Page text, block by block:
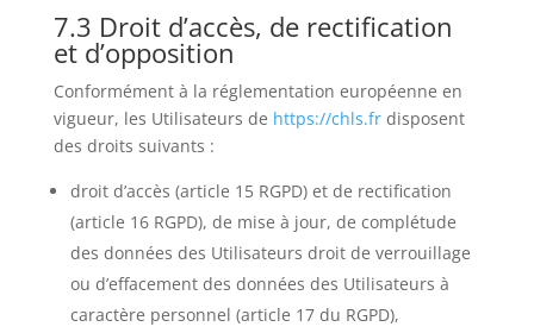
7.3 Droit d’accès, de rectification
et d’opposition
Conformément à la réglementation européenne en
vigueur, les Utilisateurs de https://chls.frdisposent
des droits suivants :
droit d’accès (article 15 RGPD) et de rectification
(article 16 RGPD), de mise à jour, de complétude
des données des Utilisateurs droit de verrouillage
ou d’effacement des données des Utilisateurs à
caractère personnel (article 17 du RGPD),